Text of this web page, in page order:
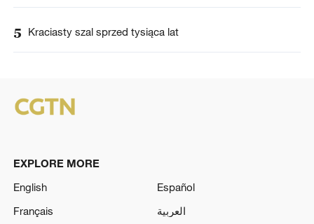
5 Kraciasty szal sprzed tysiąca lat
EXPLORE MORE
English
Español
Français
العربية